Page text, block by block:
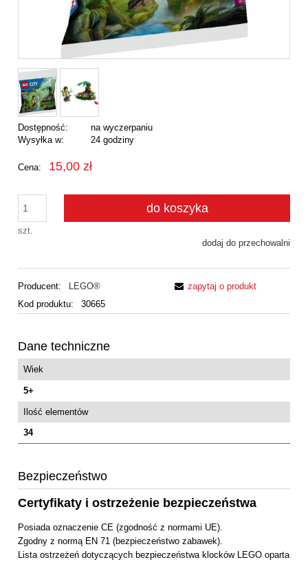
Dostępność:
na wyczerpaniu
Wysyłka w:
24 godziny
Cena: 15,00 zł
szt.
do koszyka
dodaj do przechowalni
Producent:
LEGO®
Kod produktu:
30665
zapytaj o produkt
Dane techniczne
Wiek
5+
Ilość elementów
34
Bezpieczeństwo
Certyfikaty i ostrzeżenie bezpieczeństwa
Posiada oznaczenie CE (zgodność z normami UE).
Zgodny z normą EN 71 (bezpieczeństwo zabawek).
Lista ostrzeżeń dotyczących bezpieczeństwa klocków LEGO oparta